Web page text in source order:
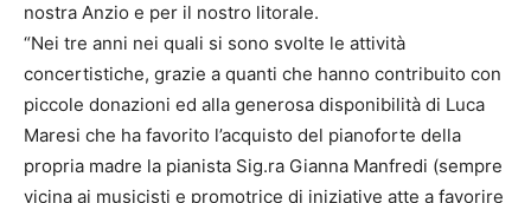
nostra Anzio e per il nostro litorale.
“Nei tre anni nei quali si sono svolte le attività
concertistiche, grazie a quanti che hanno contribuito con
piccole donazioni ed alla generosa disponibilità di Luca
Maresi che ha favorito l’acquisto del pianoforte della
propria madre la pianista Sig.ra Gianna Manfredi (sempre
vicina ai musicisti e promotrice di iniziative atte a favorire